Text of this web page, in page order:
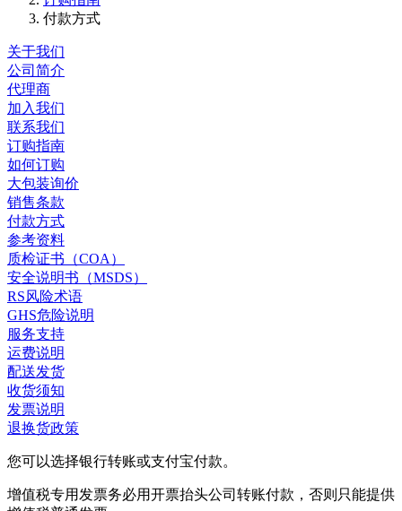
付款方式
关于我们
公司简介
代理商
加入我们
联系我们
订购指南
如何订购
大包装询价
销售条款
付款方式
参考资料
质检证书（COA）
安全说明书（MSDS）
RS风险术语
GHS危险说明
服务支持
运费说明
配送发货
收货须知
发票说明
退换货政策
您可以选择银行转账或支付宝付款。
增值税专用发票务必用开票抬头公司转账付款，否则只能提供